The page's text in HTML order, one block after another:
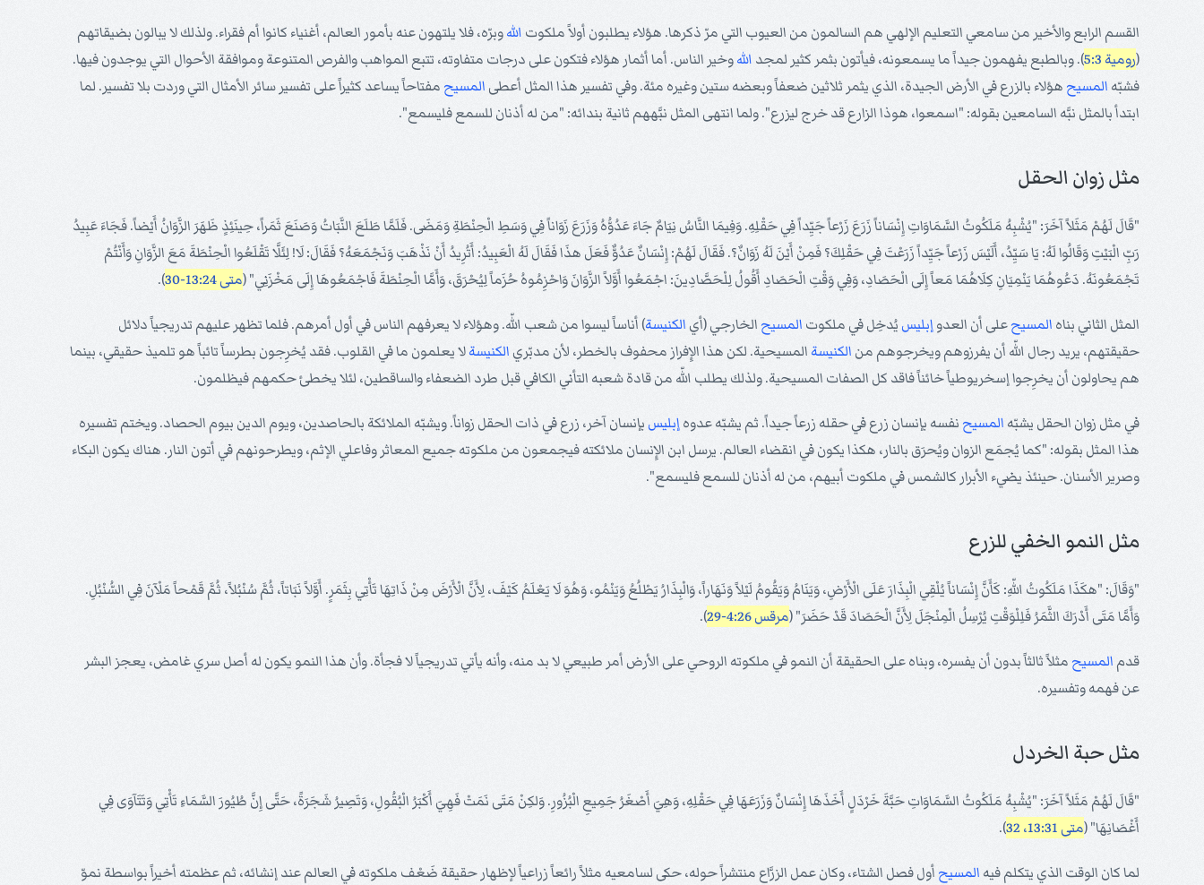
القسم الرابع والأخير من سامعي التعليم الإلهي هم السالمون من العيوب التي مرّ ذكرها. هؤلاء يطلبون أولاً ملكوت اللهوبرّه، فلا يلتهون عنه بأمور العالم، أغنياء كانوا أم فقراء. ولذلك لا يبالون بضيقاتهم
(رومية 5:3 ). وبالطبع يفهمون جيداً ما يسمعونه، فيأتون بثمر كثير لمجد اللهوخير الناس. أما أثمار هؤلاء فتكون على درجات متفاوته، تتبع المواهب والفرص المتنوعة وموافقة الأحوال التي يوجدون فيها.
فشبّه المسيح هؤلاء بالزرع في الأرض الجيدة، الذي يثمر ثلاثين ضعفاً وبعضه ستين وغيره مئة. وفي تفسير هذا المثل أعطى المسيح مفتاحاً يساعد كثيراً على تفسير سائر الأمثال التي وردت بلا تفسير. لما
ابتدأ بالمثل نبَّه السامعين بقوله: "اسمعوا، هوذا الزارع قد خرج ليزرع". ولما انتهى المثل نبَّههم ثانية بندائه: "من له أذنان للسمع فليسمع".
مثل زوان الحقل
"قَالَ لَهُمْ مَثَلاً آخَرَ: "يُشْبِهُ مَلَكُوتُ السَّمَاوَاتِ إِنْسَاناً زَرَعَ زَرْعاً جَيِّداً فِي حَقْلِهِ. وَفِيمَا النَّاسُ نِيَامٌ جَاءَ عَدُوُّهُ وَزَرَعَ زَوَاناً فِي وَسَطِ الْحِنْطَةِ وَمَضَى. فَلَمَّا طَلَعَ النَّبَاتُ وَصَنَعَ ثَمَراً، حِينَئِذٍ ظَهَرَ الزَّوَانُ أَيْضاً. فَجَاءَ عَبِيدُ
رَبِّ الْبَيْتِ وَقَالُوا لَهُ: يَا سَيِّدُ، أَلَيْسَ زَرْعاً جَيِّداً زَرَعْتَ فِي حَقْلِكَ؟ فَمِنْ أَيْنَ لَهُ زَوَانٌ؟. فَقَالَ لَهُمْ: إِنْسَانٌ عَدُوٌّ فَعَلَ هذَا فَقَالَ لَهُ الْعَبِيدُ: أَتُرِيدُ أَنْ نَذْهَبَ وَنَجْمَعَهُ؟ فَقَالَ: لَا! لِئَلَّا تَقْلَعُوا الْحِنْطَةَ مَعَ الزَّوَانِ وَأَنْتُمْ
تَجْمَعُونَهُ. دَعُوهُمَا يَنْمِيَانِ كِلَاهُمَا مَعاً إِلَى الْحَصَادِ، وَفِي وَقْتِ الْحَصَادِ أَقُولُ لِلْحَصَّادِينَ: اجْمَعُوا أَوَّلاً الزَّوَانَ وَاحْزِمُوهُ حُزَماً لِيُحْرَقَ، وَأَمَّا الْحِنْطَةَ فَاجْمَعُوهَا إِلَى مَخْزَنِي" (متى 13:24-30 ).
المثل الثاني بناه المسيحعلى أن العدوإبليس يُدخِل في ملكوت المسيح الخارجي (أي الكنيسة) أناساً ليسوا من شعب اللّه. وهؤلاء لا يعرفهم الناس في أول أمرهم. فلما تظهر عليهم تدريجياً دلائل
حقيقتهم، يريد رجال اللّه أن يفرزوهم ويخرجوهم من الكنيسةالمسيحية. لكن هذا الإِفراز محفوف بالخطر، لأن مدبّري الكنيسةلا يعلمون ما في القلوب. فقد يُخرِجون بطرساً تائباً هو تلميذ حقيقي، بينما
هم يحاولون أن يخرِجوا إسخريوطياً خائناً فاقد كل الصفات المسيحية. ولذلك يطلب اللّه من قادة شعبه التأني الكافي قبل طرد الضعفاء والساقطين، لئلا يخطئ حكمهم فيظلمون.
في مثل زوان الحقل يشبّه المسيح نفسه بإنسان زرع في حقله زرعاً جيداً. ثم يشبّه عدوهإبليس بإنسان آخر، زرع في ذات الحقل زواناً. ويشبّه الملائكة بالحاصدين، ويوم الدين بيوم الحصاد. ويختم تفسيره
هذا المثل بقوله: "كما يُجمَع الزوان ويُحرَق بالنار، هكذا يكون في انقضاء العالم. يرسل ابن الإِنسان ملائكته فيجمعون من ملكوته جميع المعاثر وفاعلي الإثم، ويطرحونهم في أتون النار. هناك يكون البكاء
وصرير الأسنان. حينئذ يضيء الأبرار كالشمس في ملكوت أبيهم، من له أذنان للسمع فليسمع".
مثل النمو الخفي للزرع
"وَقَالَ: "هكَذَا مَلَكُوتُ اللّهِ: كَأَنَّ إِنْسَاناً يُلْقِي الْبِذَارَ عَلَى الْأَرْضِ، وَيَنَامُ وَيَقُومُ لَيْلاً وَنَهَاراً، وَالْبِذَارُ يَطْلُعُ وَيَنْمُو، وَهُوَ لَا يَعْلَمُ كَيْفَ، لِأَنَّ الْأَرْضَ مِنْ ذَاتِهَا تَأْتِي بِثَمَرٍ. أَوَّلاً نَبَاتاً، ثُمَّ سُنْبُلاً، ثُمَّ قَمْحاً مَلْآنَ فِي السُّنْبُلِ.
وَأَمَّا مَتَى أَدْرَكَ الثَّمَرُ فَلِلْوَقْتِ يُرْسِلُ الْمِنْجَلَ لِأَنَّ الْحَصَادَ قَدْ حَضَرَ" (مرقس 4:26-29 ).
قدم المسيح مثلاً ثالثاً بدون أن يفسره، وبناه على الحقيقة أن النمو في ملكوته الروحي على الأرض أمر طبيعي لا بد منه، وأنه يأتي تدريجياً لا فجأة. وأن هذا النمو يكون له أصل سري غامض، يعجز البشر
عن فهمه وتفسيره.
مثل حبة الخردل
"قَالَ لَهُمْ مَثَلاً آخَرَ: "يُشْبِهُ مَلَكُوتُ السَّمَاوَاتِ حَبَّةَ خَرْدَلٍ أَخَذَهَا إِنْسَانٌ وَزَرَعَهَا فِي حَقْلِهِ، وَهِيَ أَصْغَرُ جَمِيعِ الْبُزُورِ. وَلكِنْ مَتَى نَمَتْ فَهِيَ أَكْبَرُ الْبُقُولِ، وَتَصِيرُ شَجَرَةً، حَتَّى إِنَّ طُيُورَ السَّمَاءِ تَأْتِي وَتَتَآوَى فِي
أَغْصَانِهَا" (متى 13:31، 32 ).
لما كان الوقت الذي يتكلم فيه المسيح أول فصل الشتاء، وكان عمل الزرَّاع منتشراً حوله، حكى لسامعيه مثلاً رائعاً زراعياً لإظهار حقيقة ضَعْف ملكوته في العالم عند إنشائه، ثم عظمته أخيراً بواسطة نموّ